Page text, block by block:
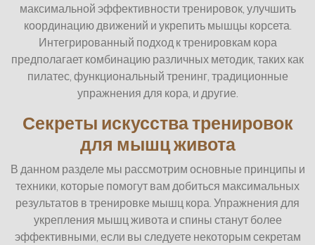
максимальной эффективности тренировок, улучшить
координацию движений и укрепить мышцы корсета.
Интегрированный подход к тренировкам кора
предполагает комбинацию различных методик, таких как
пилатес, функциональный тренинг, традиционные
упражнения для кора, и другие.
Секреты искусства тренировок
для мышц живота
В данном разделе мы рассмотрим основные принципы и
техники, которые помогут вам добиться максимальных
результатов в тренировке мышц кора. Упражнения для
укрепления мышц живота и спины станут более
эффективными, если вы следуете некоторым секретам